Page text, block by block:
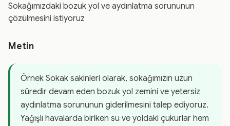
Sokağımızdaki bozuk yol ve aydınlatma sorununun
çözülmesini istiyoruz
Metin
Örnek Sokak sakinleri olarak, sokağımızın uzun
süredir devam eden bozuk yol zemini ve yetersiz
aydınlatma sorununun giderilmesini talep ediyoruz.
Yağışlı havalarda biriken su ve yoldaki çukurlar hem